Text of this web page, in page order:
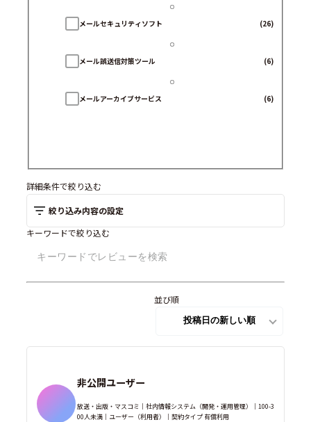
メールセキュリティソフト (26)
メール誤送信対策ツール (6)
メールアーカイブサービス (6)
詳細条件で絞り込む
絞り込み内容の設定
キーワードで絞り込む
並び順
非公開ユーザー
放送・出版・マスコミ｜社内情報システム（開発・運用管理）｜100-3
00人未満｜ユーザー（利用者）｜契約タイプ 有償利用